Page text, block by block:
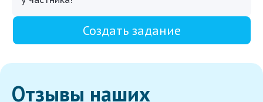
Создать задание
Отзывы наших